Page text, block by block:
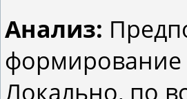
Анализ:
формирование
Локально, по